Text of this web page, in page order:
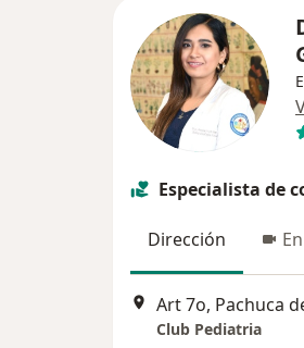
Especialista de
Dirección
Art 7o, Pachuca
Club Pediatria